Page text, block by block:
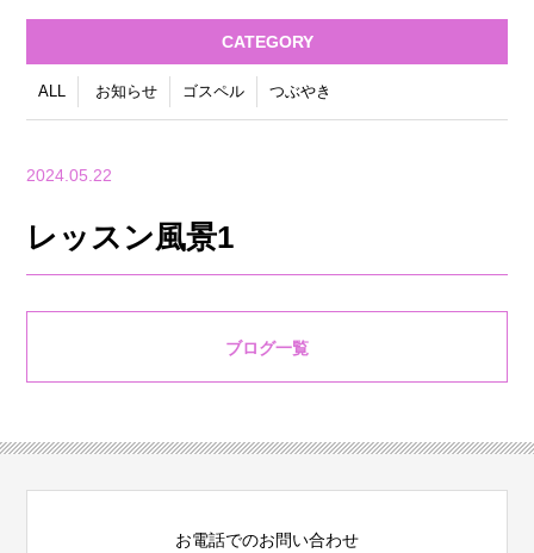
CATEGORY
ALL お知らせ ゴスペル つぶやき
2024.05.22
レッスン風景1
ブログ一覧
お電話でのお問い合わせ